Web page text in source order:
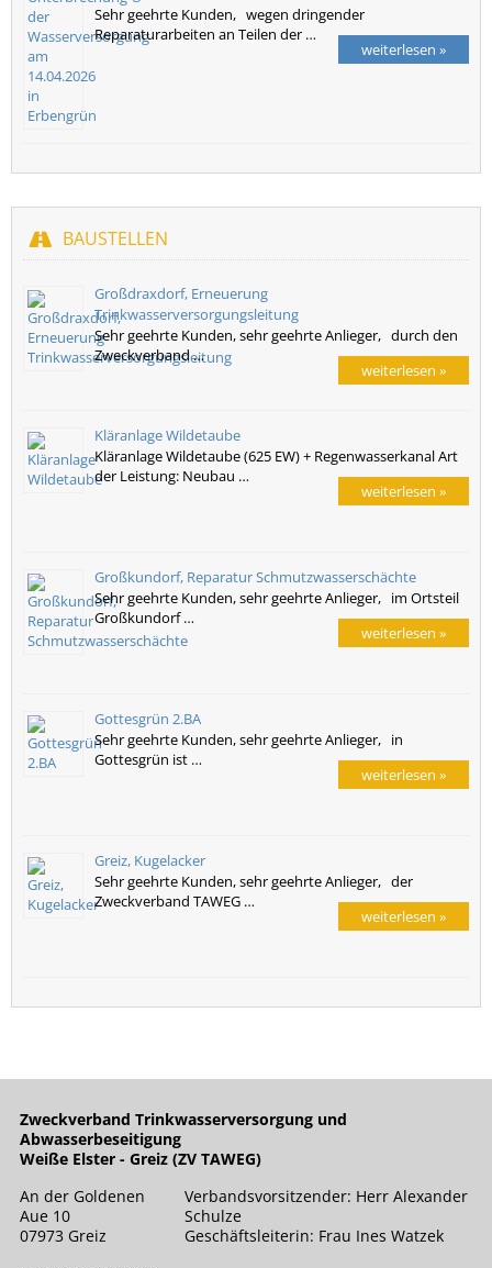
Sehr geehrte Kunden, wegen dringender
Reparaturarbeiten an Teilen der …
weiterlesen »
BAUSTELLEN
Großdraxdorf, Erneuerung
Trinkwasserversorgungsleitung
Sehr geehrte Kunden, sehr geehrte Anlieger, durch den
Zweckverband …
weiterlesen »
Kläranlage Wildetaube
Kläranlage Wildetaube (625 EW) + Regenwasserkanal Art
der Leistung: Neubau …
weiterlesen »
Großkundorf, Reparatur Schmutzwasserschächte
Sehr geehrte Kunden, sehr geehrte Anlieger, im Ortsteil
Großkundorf …
weiterlesen »
Gottesgrün 2.BA
Sehr geehrte Kunden, sehr geehrte Anlieger, in
Gottesgrün ist …
weiterlesen »
Greiz, Kugelacker
Sehr geehrte Kunden, sehr geehrte Anlieger, der
Zweckverband TAWEG …
weiterlesen »
Zweckverband Trinkwasserversorgung und
Abwasserbeseitigung
Weiße Elster - Greiz (ZV TAWEG)
An der Goldenen
Aue 10
07973 Greiz
Verbandsvorsitzender: Herr Alexander
Schulze
Geschäftsleiterin: Frau Ines Watzek